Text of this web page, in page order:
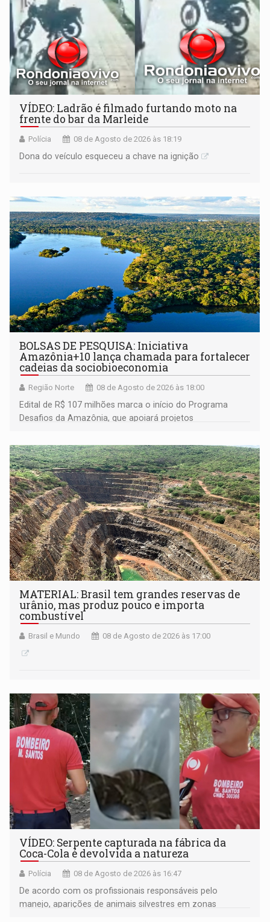
VÍDEO: Ladrão é filmado furtando moto na
frente do bar da Marleide
Polícia 08 de Agosto de 2026 às 18:19
Dona do veículo esqueceu a chave na ignição
BOLSAS DE PESQUISA: Iniciativa
Amazônia+10 lança chamada para fortalecer
cadeias da sociobioeconomia
Região Norte 08 de Agosto de 2026 às 18:00
Edital de R$ 107 milhões marca o início do Programa
Desafios da Amazônia, que apoiará projetos
submissão de pré-propostas poderá ser feita até 1º de
setembro
MATERIAL: Brasil tem grandes reservas de
urânio, mas produz pouco e importa
combustível
Brasil e Mundo 08 de Agosto de 2026 às 17:00
VÍDEO: Serpente capturada na fábrica da
Coca-Cola é devolvida a natureza
Polícia 08 de Agosto de 2026 às 16:47
De acordo com os profissionais responsáveis pelo
manejo, aparições de animais silvestres em zonas